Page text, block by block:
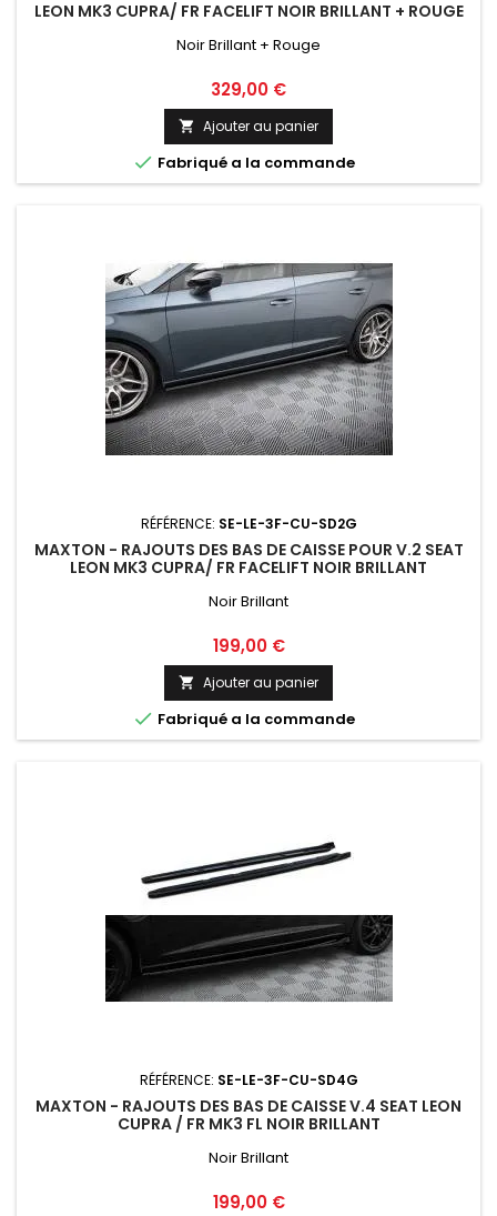
LEON MK3 CUPRA/ FR FACELIFT NOIR BRILLANT + ROUGE
Noir Brillant + Rouge
Prix
329,00 €
 Ajouter au panier
 Fabriqué a la commande
RÉFÉRENCE: SE-LE-3F-CU-SD2G
MAXTON - RAJOUTS DES BAS DE CAISSE POUR V.2 SEAT
LEON MK3 CUPRA/ FR FACELIFT NOIR BRILLANT
Noir Brillant
Prix
199,00 €
 Ajouter au panier
 Fabriqué a la commande
RÉFÉRENCE: SE-LE-3F-CU-SD4G
MAXTON - RAJOUTS DES BAS DE CAISSE V.4 SEAT LEON
CUPRA / FR MK3 FL NOIR BRILLANT
Noir Brillant
Prix
199,00 €